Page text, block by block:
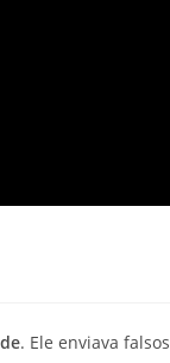
. Ele enviava falsos